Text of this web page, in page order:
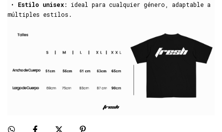
•
Estilo unisex: ideal para cualquier género, adaptable a
múltiples estilos.